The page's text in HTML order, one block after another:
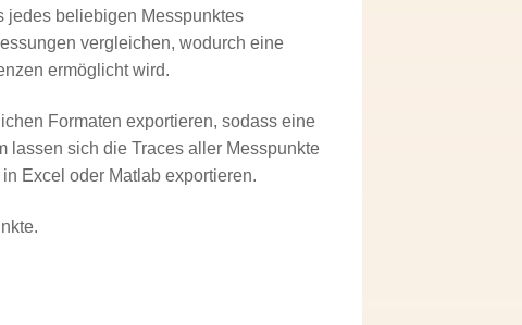
jedes beliebigen Messpunktes
vergleichen, wodurch eine
ermöglicht wird.
Formaten exportieren, sodass eine
lassen sich die Traces aller Messpunkte
Excel oder Matlab exportieren.